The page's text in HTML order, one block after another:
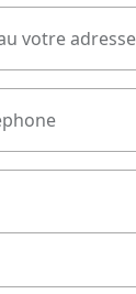
votre